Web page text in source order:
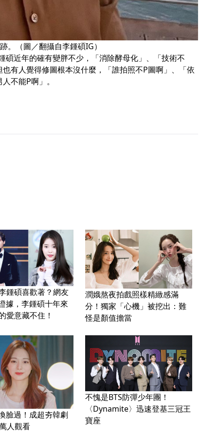
（圖／翻攝自李鍾碩IG）
近年的確有變胖不少，「消除酵母化」、「技術不
有人覺得修圖根本沒什麼，「誰拍照不P圖啊」、「依
不能P啊」。
鍾碩喜歡著？網友
據，李鍾碩十年來
愛意藏不住！
潤娥熬夜拍戲照樣精緻感滿
分！獨家「心機」被挖出：難
怪是顏值擔當
臉過！成超夯韓劇
人觀看
不愧是BTS防彈少年團！
〈Dynamite〉迅速登基三冠王
寶座